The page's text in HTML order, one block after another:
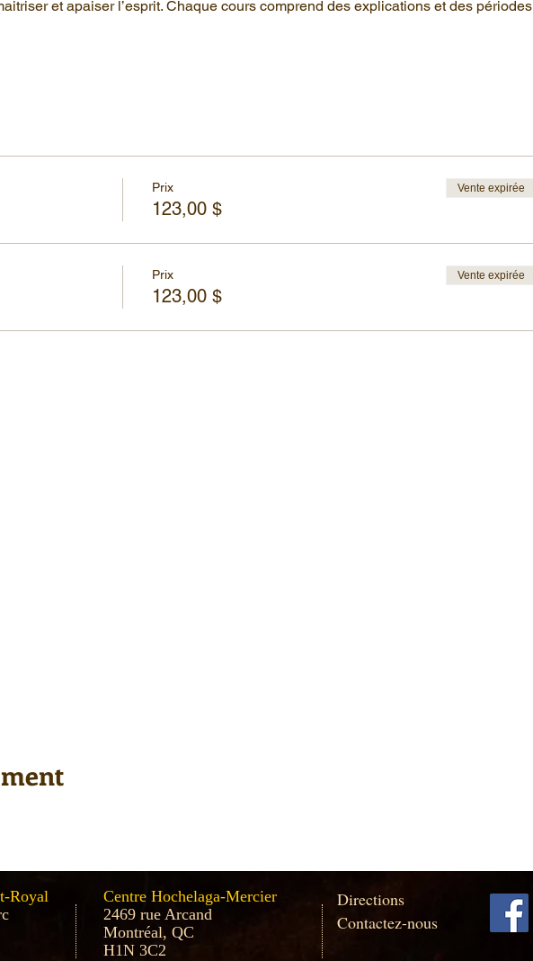
et apaiser l’esprit. Chaque cours comprend des explications et des périodes
Prix
123,00 $
Vente expirée
Prix
123,00 $
Vente expirée
Royal
Centre Hochelaga-Mercier
2469 rue Arcand
Montréal, QC
H1N 3C2
Directions
Contactez-nous